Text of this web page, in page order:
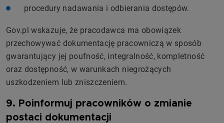
procedury nadawania i odbierania dostępów.
Gov.pl wskazuje, że pracodawca ma obowiązek
przechowywać dokumentację pracowniczą w sposób
gwarantujący jej poufność, integralność, kompletność
oraz dostępność, w warunkach niegrożących
uszkodzeniem lub zniszczeniem.
9. Poinformuj pracowników o zmianie
postaci dokumentacji